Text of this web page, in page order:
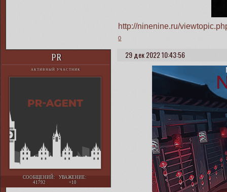
http://ninenine.ru/
0
29 дек 2022 10:43:56
PR
АКТИВНЫЙ УЧАСТНИК
СООБЩЕНИЙ:
41792
УВАЖЕНИЕ:
+10